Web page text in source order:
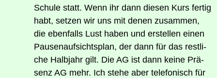
Schu­le statt. Wenn ihr dann die­sen Kurs fer­tig
habt, set­zen wir uns mit denen zusam­men,
die eben­falls Lust haben und erstel­len einen
Pau­sen­auf­sichts­plan, der dann für das rest­li­
che Halb­jahr gilt. Die AG ist dann kei­ne Prä­
senz AG mehr. Ich ste­he aber tele­fo­nisch für